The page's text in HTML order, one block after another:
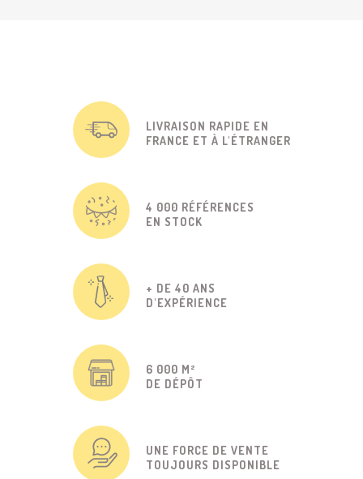
LIVRAISON RAPIDE EN
FRANCE ET À L'ÉTRANGER
4 000 RÉFÉRENCES
EN STOCK
+ DE 40 ANS
D'EXPÉRIENCE
6 000 M²
DE DÉPÔT
UNE FORCE DE VENTE
TOUJOURS DISPONIBLE